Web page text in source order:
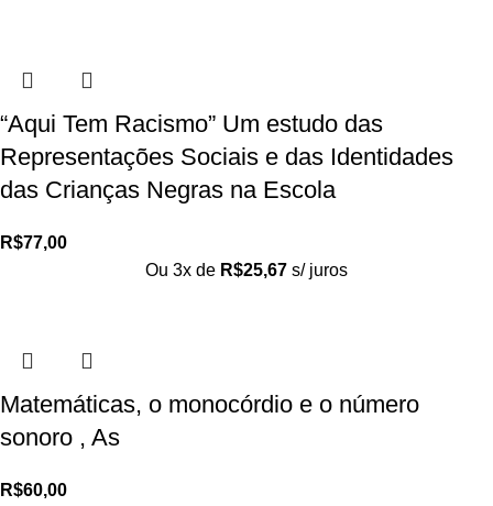
“Aqui Tem Racismo” Um estudo das
Representações Sociais e das Identidades
das Crianças Negras na Escola
R$77,00
Ou 3x de R$25,67 s/ juros
Matemáticas, o monocórdio e o número
sonoro , As
R$60,00